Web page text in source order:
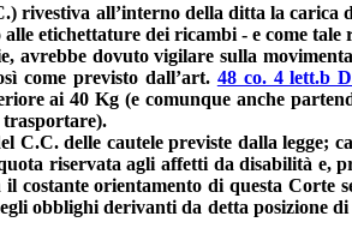
rivestiva all’interno della ditta la
etichettature dei ricambi - e come
avrebbe dovuto vigilare sulla
come previsto dall’art. 48 co. 4 lett.b
ai 40 Kg (e comunque anche
trasportare).
C.C. delle cautele previste dalla
riservata agli affetti da disabilità
il costante orientamento di questa
obblighi derivanti da detta posizione